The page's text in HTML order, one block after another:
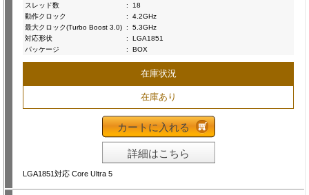
スレッド数
:
18
動作クロック
:
4.2GHz
最大クロック(Turbo Boost 3.0) :
5.3GHz
対応形状
:
LGA1851
パッケージ
: BOX
在庫状況
在庫あり
カートに入れる
詳細はこちら
LGA1851対応 Core Ultra 5